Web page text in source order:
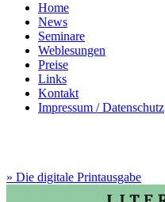
Home
News
Seminare
Weblesungen
Preise
Links
Kontakt
Impressum / Datenschutz
» Die digitale Printausgabe